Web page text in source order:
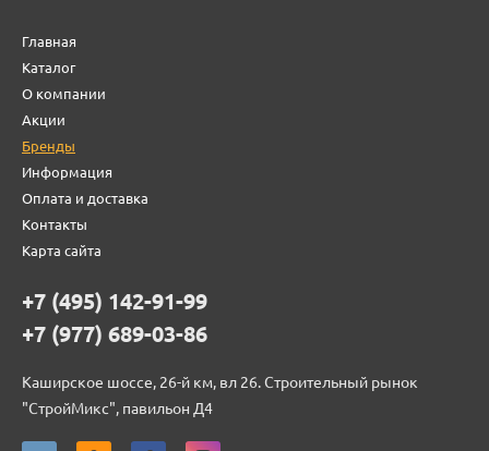
Главная
Каталог
О компании
Акции
Бренды
Информация
Оплата и доставка
Контакты
Карта сайта
+7 (495) 142-91-99
+7 (977) 689-03-86
Каширское шоссе, 26-й км, вл 26. Строительный рынок
"СтройМикс", павильон Д4